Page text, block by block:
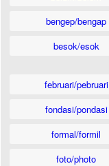
bengep/bengap
besok/esok
februari/pebruari
fondasi/pondasi
formal/formil
foto/photo